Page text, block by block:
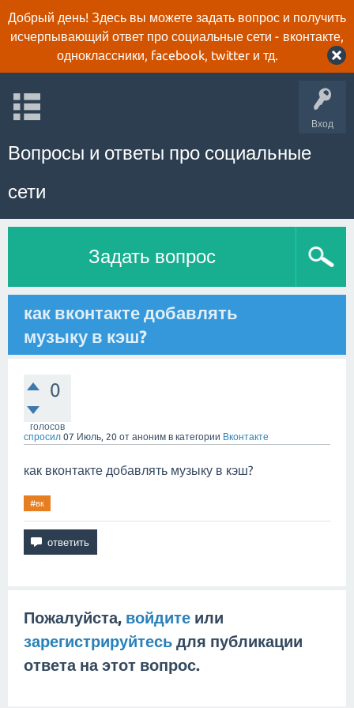
Добрый день! Здесь вы можете задать вопрос и получить
исчерпывающий ответ про социальные сети - вконтакте,
одноклассники, facebook, twitter и тд.
Вход
Вопросы и ответы про социальные
сети
Задать вопрос
как вконтакте добавлять
музыку в кэш?
0
голосов
спросил 07 Июль, 20 от аноним в категории Вконтакте
как вконтакте добавлять музыку в кэш?
#вк
Пожалуйста, войдите или
зарегистрируйтесь для публикации
ответа на этот вопрос.